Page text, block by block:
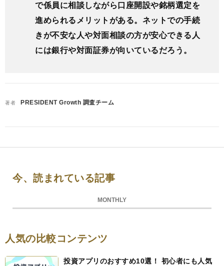
で係員に相談しながら口座開設や銘柄選定を
進められるメリットがある。ネットでの手続
きが不安な人や対面相談の方が安心できる人
には銀行や対面証券が向いているだろう。
著者 PRESIDENT Growth 調査チーム
今、読まれている記事
MONTHLY
人気の比較コンテンツ
投資アプリのおすすめ10選！ 初心者にも人気